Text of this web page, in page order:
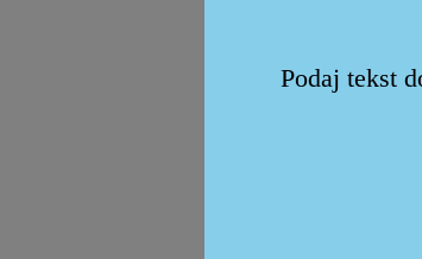
Podaj tekst